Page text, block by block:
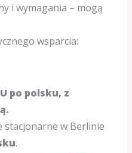
i wymagania – mogą
wsparcia:
po polsku, z
w Berlinie
.